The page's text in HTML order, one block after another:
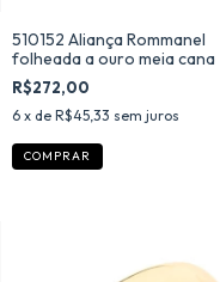
510152 Aliança Rommanel
folheada a ouro meia cana
R$272,00
6 x de R$45,33 sem juros
COMPRAR